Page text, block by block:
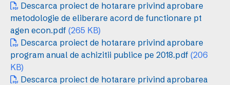
Descarca proiect de hotarare privind aprobare
metodologie de eliberare acord de functionare pt
agen econ.pdf (265 KB)
Descarca proiect de hotarare privind aprobare
program anual de achizitii publice pe 2018.pdf (206
KB)
Descarca proiect de hotarare privind aprobarea